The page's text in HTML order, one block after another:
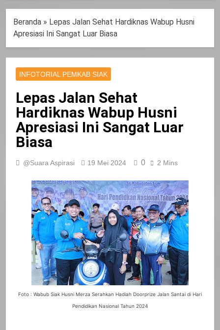
Beranda » Lepas Jalan Sehat Hardiknas Wabup Husni
Apresiasi Ini Sangat Luar Biasa
INFOTORIAL PEMKAB SIAK
Lepas Jalan Sehat
Hardiknas Wabup Husni
Apresiasi Ini Sangat Luar
Biasa
@Suara Aspirasi 19 Mei 2024 0 2 Mins
Foto : Wabub Siak Husni Merza Serahkan Hadiah Doorprize Jalan Santai di Hari
Pendidikan Nasional Tahun 2024